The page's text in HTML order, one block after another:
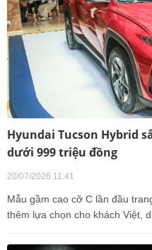
Hyundai Tucson Hybrid
dưới 999 triệu đồng
20/07/2026 11:41
Mẫu gầm cao cỡ C lần đầu
thêm lựa chọn cho khách Việt,